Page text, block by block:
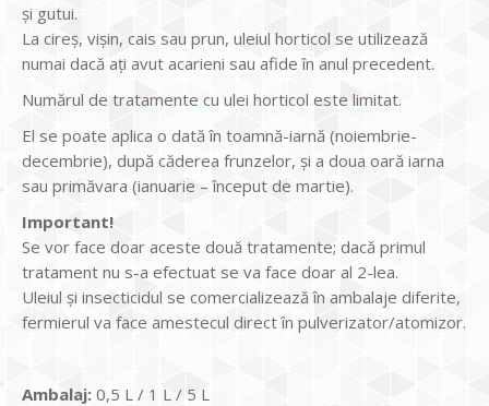
și gutui.
La cireș, vișin, cais sau prun, uleiul horticol se utilizează
numai dacă ați avut acarieni sau afide în anul precedent.
Numărul de tratamente cu ulei horticol este limitat.
El se poate aplica o dată în toamnă-iarnă (noiembrie-
decembrie), după căderea frunzelor, și a doua oară iarna
sau primăvara (ianuarie – început de martie).
Important!
Se vor face doar aceste două tratamente; dacă primul
tratament nu s-a efectuat se va face doar al 2-lea.
Uleiul și insecticidul se comercializează în ambalaje diferite,
fermierul va face amestecul direct în pulverizator/atomizor.
Ambalaj: 0,5 L / 1 L / 5 L